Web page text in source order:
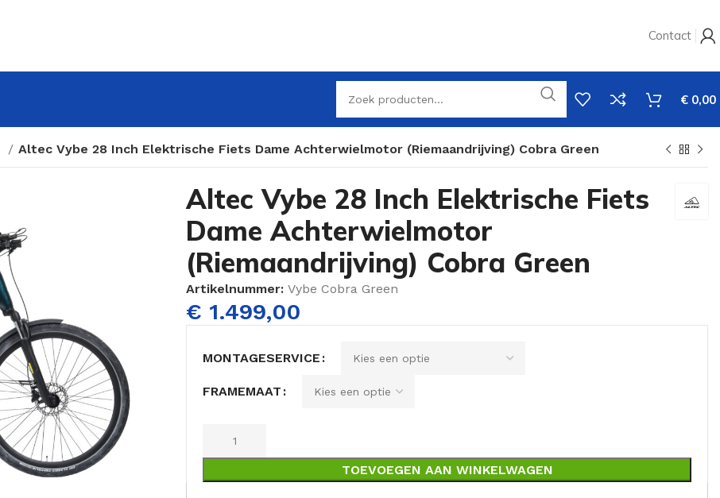
Contact
€ 0,00
Altec Vybe 28 Inch Elektrische Fiets Dame Achterwielmotor (Riemaandrijving) Cobra Green
Altec Vybe 28 Inch Elektrische Fiets
Dame Achterwielmotor
(Riemaandrijving) Cobra Green
Artikelnummer: Vybe Cobra Green
€ 1.499,00
MONTAGESERVICE
FRAMEMAAT
TOEVOEGEN AAN WINKELWAGEN